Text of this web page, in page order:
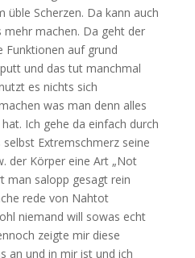
üble Scherzen. Da kann auch
machen. Da geht der
Funktionen auf grund
und das tut manchmal
es nichts sich
was man denn alles
Ich gehe da einfach durch
Extremschmerz seine
der Körper eine Art „Not
man salopp gesagt rein
rede von Nahtot
niemand will sowas echt
zeigte mir diese
an und in mir ist und ich